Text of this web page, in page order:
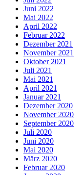
Juni 2022
Mai 2022
April 2022
Februar 2022
Dezember 2021
November 2021
Oktober 2021
Juli 2021
Mai 2021
April 2021
Januar 2021
Dezember 2020
November 2020
September 2020
Juli 2020
Juni 2020
Mai 2020
März 2020
Februar 2020